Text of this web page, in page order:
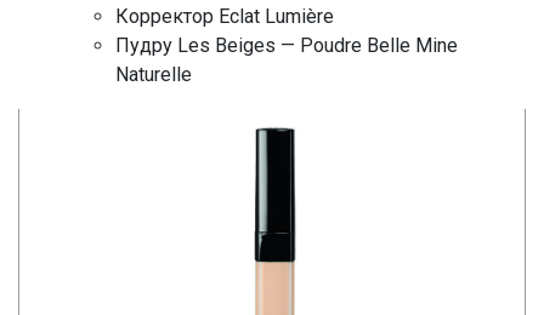
Корректор Eclat Lumière
Пудру Les Beiges — Poudre Belle Mine
Naturelle